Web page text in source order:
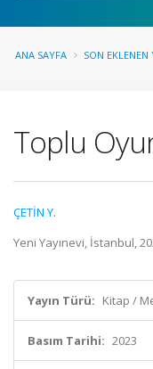
ANA SAYFA SON EKLENEN
Toplu
ÇETİN Y.
Yeni Yayınevi, İstanbul,
Yayın Türü: Kitap /
Basım Tarihi: 2023